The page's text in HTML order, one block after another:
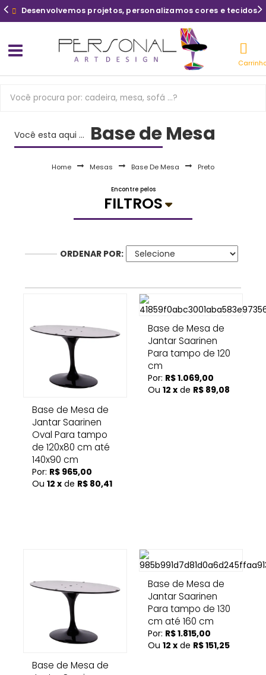
Desenvolvemos projetos, personalizamos cores e tecidos
Você esta aqui ... Base de Mesa
Home Mesas Base De Mesa Preto
Encontre pelos
FILTROS
ORDENAR POR:
Base de Mesa de
Jantar Saarinen
Oval Para tampo
de 120x80 cm até
140x90 cm
Por: R$ 965,00
Ou 12 x de R$ 80,41
Base de Mesa de
Jantar Saarinen
Para tampo de 120
cm
Por: R$ 1.069,00
Ou 12 x de R$ 89,08
Base de Mesa de
Base de Mesa de
Jantar Saarinen
Para tampo de 130
cm até 160 cm
Por: R$ 1.815,00
Ou 12 x de R$ 151,25